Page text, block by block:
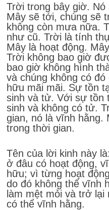
Trời trong bây giờ. Nó
Mây sẽ tới, chúng sẽ
không còn mưa nữa.
như cũ. Trời là tính
Mây là hoạt động.
Trời không bao giờ
bao giờ không hình
và chúng không có
hữu mãi mãi. Sự tồn
sinh và tử. Với sự tồn
sinh và không có tử.
gian, nó là vĩnh hằng.
trong thời gian.
Tên của lời kinh này là:
ở đâu có hoạt động,
hữu; vì từng hoạt
do đó không thể vĩnh
làm mệt mỏi và trở
có thể vĩnh hằng.